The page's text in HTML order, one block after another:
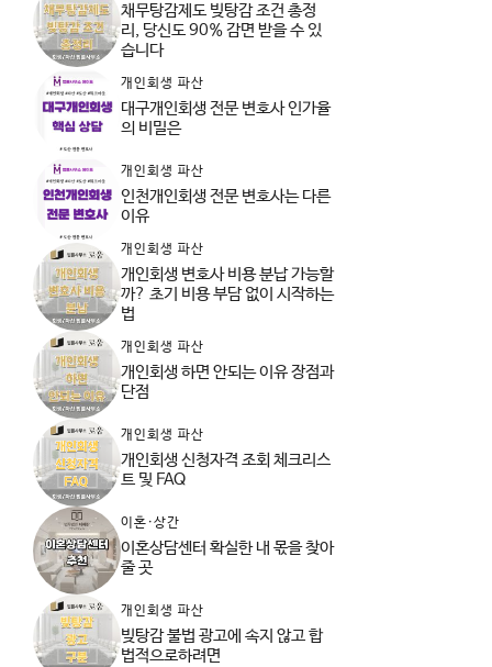
채무탕감제도 빚탕감 조건 총정
리, 당신도 90% 감면 받을 수 있
습니다
개인회생 파산
대구개인회생 전문 변호사 인가율
의 비밀은
개인회생 파산
인천개인회생 전문 변호사는 다른
이유
개인회생 파산
개인회생 변호사 비용 분납 가능할
까? 초기 비용 부담 없이 시작하는
법
개인회생 파산
개인회생 하면 안되는 이유 장점과
단점
개인회생 파산
개인회생 신청자격 조회 체크리스
트 및 FAQ
이혼·상간
이혼상담센터 확실한 내 몫을 찾아
줄 곳
개인회생 파산
빚탕감 불법 광고에 속지 않고 합
법적으로하려면